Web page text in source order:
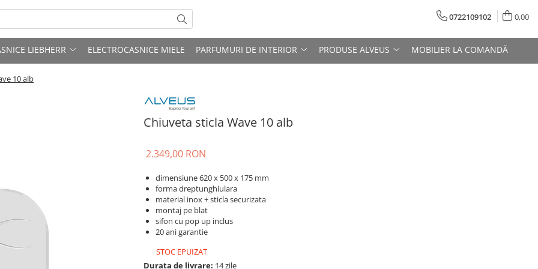
0722109102 0,00
LIEBHERR ELECTROCASNICE MIELE PARFUMURI DE INTERIOR PRODUSE ALVEUS MOBILIER LA COMANDĂ
10 alb
Chiuveta sticla Wave 10 alb
2.349,00 RON
dimensiune 620 x 500 x 175 mm
forma dreptunghiulara
material inox + sticla securizata
montaj pe blat
sifon cu pop up inclus
20 ani garantie
STOC EPUIZAT
Durata de livrare: 14 zile